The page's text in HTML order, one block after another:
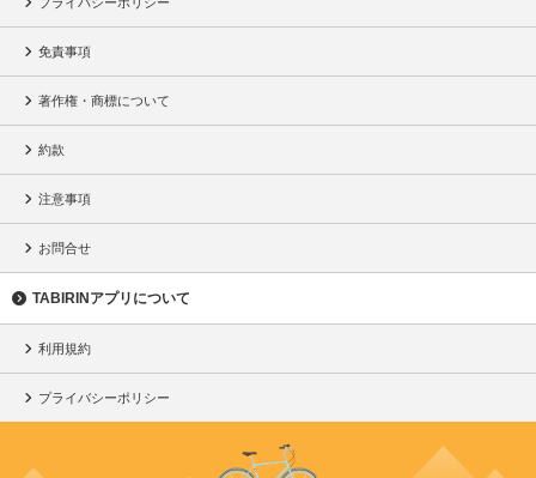
免責事項
著作権・商標について
約款
注意事項
お問合せ
TABIRINアプリについて
利用規約
プライバシーポリシー